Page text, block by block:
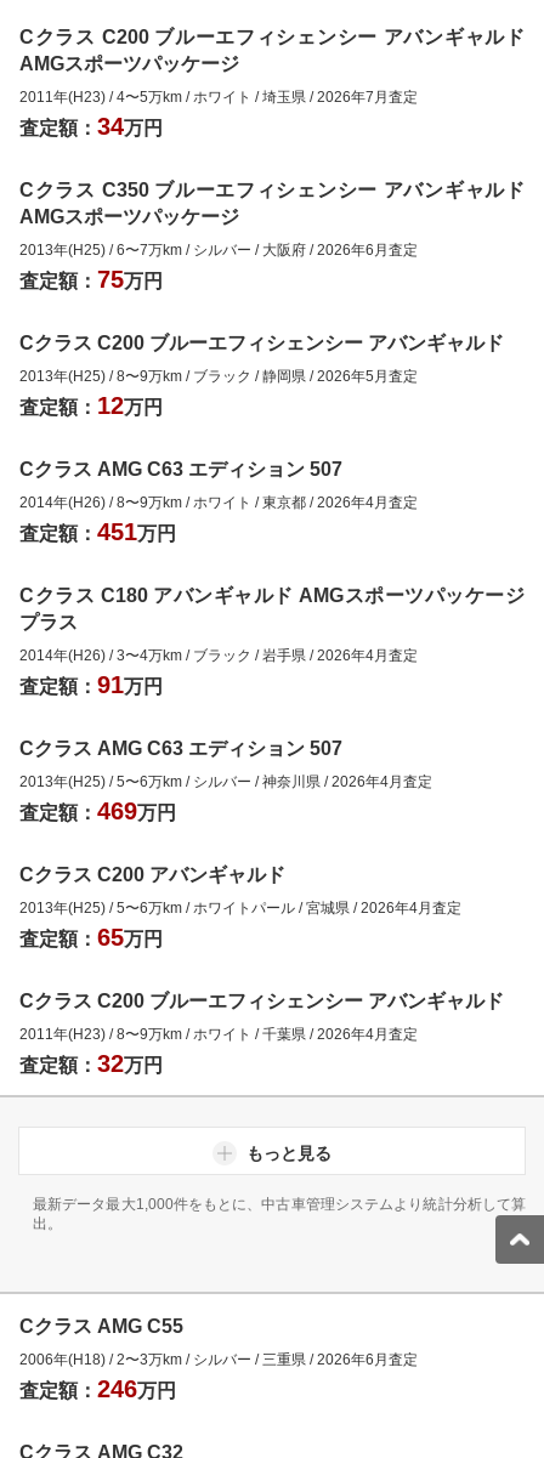
Cクラス C200 ブルーエフィシェンシー アバンギャルド
AMGスポーツパッケージ
2011年(H23) /4〜5万km / ホワイト /埼玉県 /2026年7月査定
査定額： 34万円
Cクラス C350 ブルーエフィシェンシー アバンギャルド
AMGスポーツパッケージ
2013年(H25) /6〜7万km / シルバー / 大阪府 /2026年6月査定
査定額： 75万円
Cクラス C200 ブルーエフィシェンシー アバンギャルド
2013年(H25) /8〜9万km / ブラック /静岡県 /2026年5月査定
査定額： 12万円
Cクラス AMG C63 エディション 507
2014年(H26) /8〜9万km / ホワイト /東京都 /2026年4月査定
査定額： 451万円
Cクラス C180 アバンギャルド AMGスポーツパッケージ
プラス
2014年(H26) /3〜4万km / ブラック /岩手県 /2026年4月査定
査定額： 91万円
Cクラス AMG C63 エディション 507
2013年(H25) /5〜6万km / シルバー /神奈川県 /2026年4月査定
査定額： 469万円
Cクラス C200 アバンギャルド
2013年(H25) /5〜6万km / ホワイトパール /宮城県 /2026年4月査定
査定額： 65万円
Cクラス C200 ブルーエフィシェンシー アバンギャルド
2011年(H23) /8〜9万km / ホワイト /千葉県 /2026年4月査定
査定額： 32万円
もっと見る
最新データ最大1,000件をもとに、中古車管理システムより統計分析して算
出。
Cクラス AMG C55
2006年(H18) /2〜3万km / シルバー / 三重県 /2026年6月査定
査定額： 246万円
Cクラス AMG C32